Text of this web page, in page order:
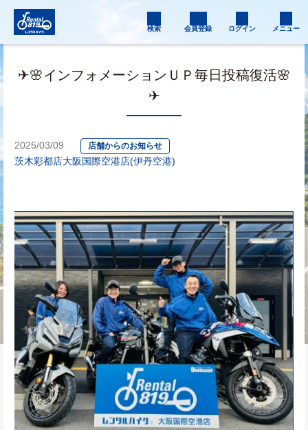
検索 会員登録 ログイン メニュー
✈🌸インフォメーションＵＰ毎日投稿復活🌸
✈
2025/03/09 店舗からのお知らせ
茨木彩都店大阪国際空港店(伊丹空港)